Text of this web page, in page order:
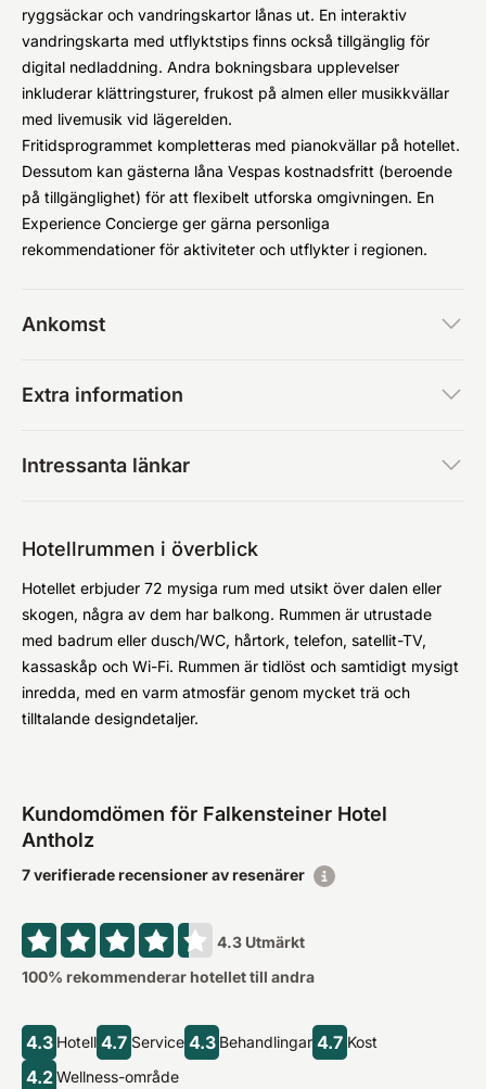
ryggsäckar och vandringskartor lånas ut. En interaktiv
vandringskarta med utflyktstips finns också tillgänglig för
digital nedladdning. Andra bokningsbara upplevelser
inkluderar klättringsturer, frukost på almen eller musikkvällar
med livemusik vid lägerelden.
Fritidsprogrammet kompletteras med pianokvällar på hotellet.
Dessutom kan gästerna låna Vespas kostnadsfritt (beroende
på tillgänglighet) för att flexibelt utforska omgivningen. En
Experience Concierge ger gärna personliga
rekommendationer för aktiviteter och utflykter i regionen.
Ankomst
Extra information
Intressanta länkar
Hotellrummen i överblick
Hotellet erbjuder 72 mysiga rum med utsikt över dalen eller
skogen, några av dem har balkong. Rummen är utrustade
med badrum eller dusch/WC, hårtork, telefon, satellit-TV,
kassaskåp och Wi-Fi. Rummen är tidlöst och samtidigt mysigt
inredda, med en varm atmosfär genom mycket trä och
tilltalande designdetaljer.
Kundomdömen för Falkensteiner Hotel
Antholz
7 verifierade recensioner av resenärer
4.3 Utmärkt
100% rekommenderar hotellet till andra
4.3 Hotell 4.7 Service 4.3 Behandlingar 4.7 Kost
4.2 Wellness-område